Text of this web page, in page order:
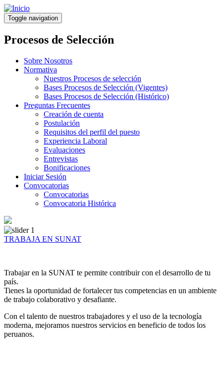
Pasar
al
contenido
principal
Toggle navigation
Procesos de Selección
Sobre Nosotros
Normativa
Nuestros Procesos de selección
Bases Procesos de Selección (Vigentes)
Bases Procesos de Selección (Histórico)
Preguntas Frecuentes
Creación de cuenta
Postulación
Requisitos del perfil del puesto
Experiencia Laboral
Evaluaciones
Entrevistas
Bonificaciones
Iniciar Sesión
Convocatorias
Convocatorias
Convocatoria Histórica
TRABAJA EN SUNAT
Trabajar en la SUNAT te permite contribuir con el desarrollo de tu
país.
Tienes la oportunidad de fortalecer tus competencias en un ambiente
de trabajo colaborativo y desafiante.
Con el talento de nuestros trabajadores y el uso de la tecnología
moderna, mejoramos nuestros servicios en beneficio de todos los
peruanos.